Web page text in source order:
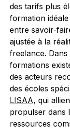
des tarifs plus
formation
entre savoir-
ajustée à la
freelance.
formations
des acteurs
des écoles
LISAA, qui
propulser dans
ressources